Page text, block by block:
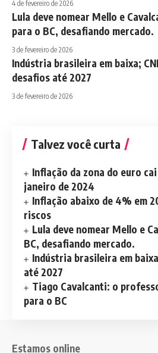
4 de fevereiro de 2026
Lula deve nomear Mello e
para o BC, desafiando mercado.
3 de fevereiro de 2026
Indústria brasileira em baixa;
desafios até 2027
3 de fevereiro de 2026
Talvez você curta
Inflação da zona do euro
janeiro de 2024
Inflação abaixo de 4% em
riscos
Lula deve nomear Mello e
BC, desafiando mercado.
Indústria brasileira em
até 2027
Tiago Cavalcanti: o
para o BC
Estamos online